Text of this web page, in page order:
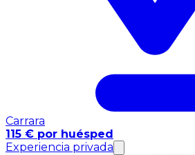
Carrara
115 € por huésped
Experiencia privada